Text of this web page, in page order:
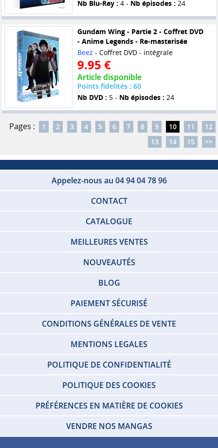
Nb Blu-Ray : 4 - Nb épisodes : 24
Gundam Wing - Partie 2 - Coffret DVD
- Anime Legends - Re-masterisée
Beez- Coffret DVD - intégrale
9.95 €
Article disponible
Points fidelités : 60
Nb DVD : 5 - Nb épisodes : 24
Pages : 1 2 3 4 5 6 7 8 9 10 11
12
13
14 15 >>
Appelez-nous au 04 94 04 78 96
CONTACT
CATALOGUE
MEILLEURES VENTES
NOUVEAUTÉS
BLOG
PAIEMENT SÉCURISÉ
CONDITIONS GÉNÉRALES DE VENTE
MENTIONS LEGALES
POLITIQUE DE CONFIDENTIALITÉ
POLITIQUE DES COOKIES
PRÉFÉRENCES EN MATIÈRE DE COOKIES
VENDRE NOS MANGAS